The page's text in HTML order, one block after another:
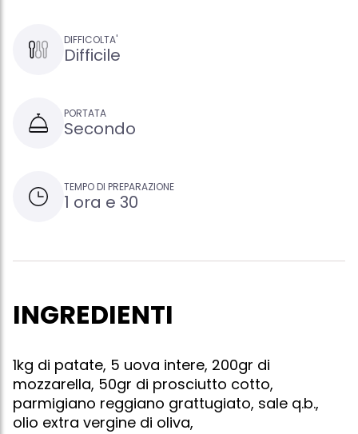
DIFFICOLTA'
Difficile
PORTATA
Secondo
TEMPO DI PREPARAZIONE
1 ora e 30
INGREDIENTI
1kg di patate, 5 uova intere, 200gr di
mozzarella, 50gr di prosciutto cotto,
parmigiano reggiano grattugiato, sale q.b.,
olio extra vergine di oliva,